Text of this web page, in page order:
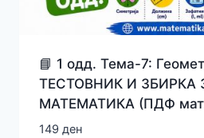
📘 1 одд. Тема-7:
ТЕСТОВНИК И ЗБИРКА
МАТЕМАТИКА (ПДФ
149 ден